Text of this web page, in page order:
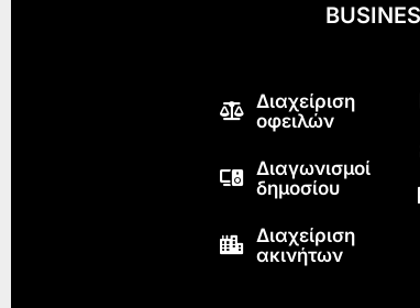
Διαχείριση
οφειλών
Διαγωνισμοί
δημοσίου
Διαχείριση
ακινήτων